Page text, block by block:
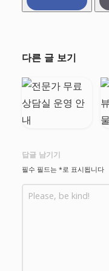
다른 글 보기
답글 남기기
필수 필드는 *로 표시됩니다